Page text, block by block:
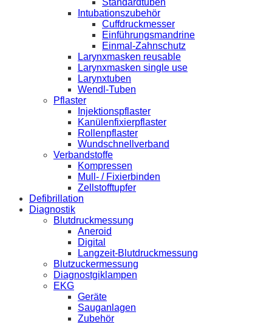
Standardtuben
Intubationszubehör
Cuffdruckmesser
Einführungsmandrine
Einmal-Zahnschutz
Larynxmasken reusable
Larynxmasken single use
Larynxtuben
Wendl-Tuben
Pflaster
Injektionspflaster
Kanülenfixierpflaster
Rollenpflaster
Wundschnellverband
Verbandstoffe
Kompressen
Mull- / Fixierbinden
Zellstofftupfer
Defibrillation
Diagnostik
Blutdruckmessung
Aneroid
Digital
Langzeit-Blutdruckmessung
Blutzuckermessung
Diagnostgiklampen
EKG
Geräte
Sauganlagen
Zubehör